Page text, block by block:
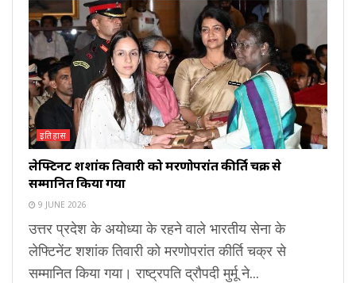
इतिहास
लेफ्टिनेंट शशांक तिवारी को मरणोपरांत कीर्ति चक्र से
सम्मानित किया गया
9 JUNE 2026
उत्तर प्रदेश के अयोध्या के रहने वाले भारतीय सेना के
लेफ्टिनेंट शशांक तिवारी को मरणोपरांत कीर्ति चक्र से
सम्मानित किया गया। राष्ट्रपति द्रौपदी मुर्मू ने...